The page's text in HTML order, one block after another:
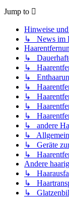
Jump to
Hinweise
↳ News im
↳
↳
↳
↳
↳
↳
↳
↳ andere
↳
↳ Geräte
↳
Andere
↳
↳
↳